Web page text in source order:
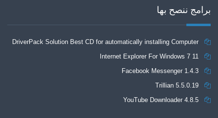
برامج ننصح بها
DriverPack Solution Best CD for automatically installing Computer
Drivers 17.7
Internet Explorer For Windows 7 11
Facebook Messenger 1.4.3
Trillian 5.5.0.19
YouTube Downloader 4.8.5